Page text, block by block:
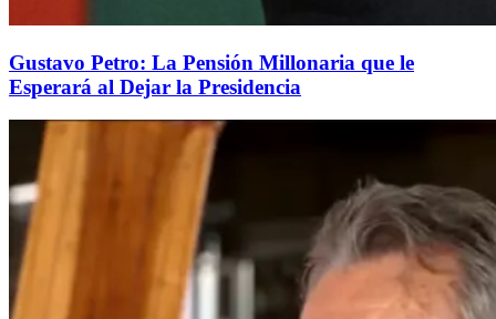
Gustavo Petro: La Pensión Millonaria que le
Esperará al Dejar la Presidencia